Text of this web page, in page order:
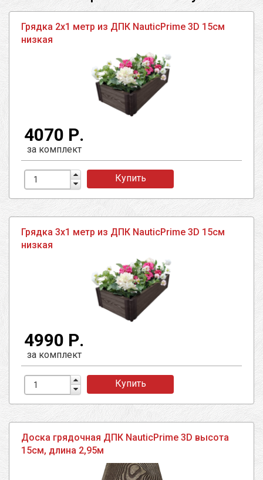
Грядка 2х1 метр из ДПК NauticPrime 3D 15см
низкая
4070 Р.
за комплект
Купить
Грядка 3х1 метр из ДПК NauticPrime 3D 15см
низкая
4990 Р.
за комплект
Купить
Доска грядочная ДПК NauticPrime 3D высота
15см, длина 2,95м